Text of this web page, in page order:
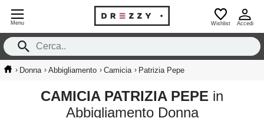
Menu Wishlist Accedi
› Donna › Abbigliamento › Camicia › Patrizia Pepe
CAMICIA PATRIZIA PEPE in
Abbigliamento Donna